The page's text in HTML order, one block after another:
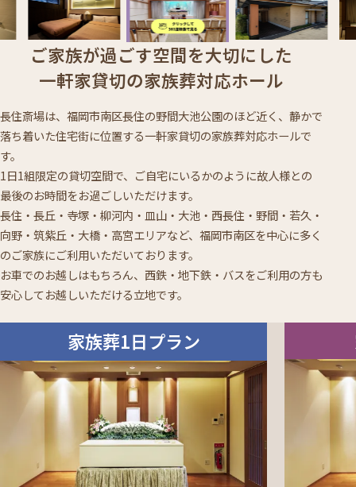
ご家族が過ごす空間を大切にした
一軒家貸切の家族葬対応ホール
長住斎場は、福岡市南区長住の野間大池公園のほど近く、静かで
落ち着いた住宅街に位置する一軒家貸切の家族葬対応ホールで
す。
1日1組限定の貸切空間で、ご自宅にいるかのように故人様との
最後のお時間をお過ごしいただけます。
長住・長丘・寺塚・柳河内・皿山・大池・西長住・野間・若久・
向野・筑紫丘・大橋・高宮エリアなど、福岡市南区を中心に多く
のご家族にご利用いただいております。
お車でのお越しはもちろん、西鉄・地下鉄・バスをご利用の方も
安心してお越しいただける立地です。
家族葬1日プラン